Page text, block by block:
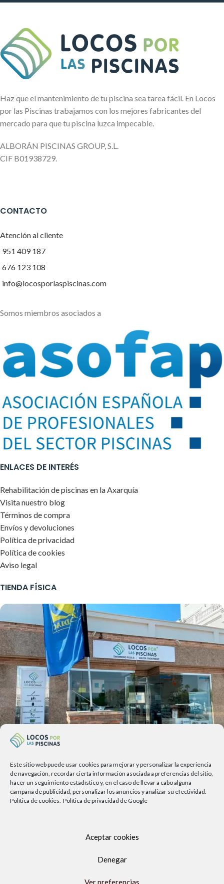
Este sitio web puede usar cookies para mejorar y personalizar la experiencia
de navegación, recordar cierta información asociada a preferencias del sitio,
hacer un seguimiento estadístico y, en el caso de llevar a cabo alguna
campaña de publicidad, personalizar los anuncios y analizar su efectividad.
Política de cookies. Política de privacidad de Google
Aceptar cookies
Denegar
Ver preferencias
Haz que el mantenimiento de tu piscina sea tarea fácil. En Locos
por las Piscinas trabajamos con los mejores fabricantes del
mercado para que tu piscina luzca impecable.
ALBORÁN PISCINAS GROUP, S.L.
CIF B01938729.
CONTACTO
Atención al cliente
951 409 187
676 123 108
info@locosporlaspiscinas.com
Somos miembros asociados a
ENLACES DE INTERÉS
Rehabilitación de piscinas en la Axarquía
Visita nuestro blog
Términos de compra
Envíos y devoluciones
Política de privacidad
Política de cookies
Aviso legal
TIENDA FÍSICA
Av. del Sol, 2, local 6,
29740 Torre del Mar, Málaga
Lunes a viernes